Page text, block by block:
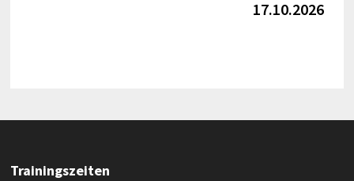
17.10.2026
Trainingszeiten